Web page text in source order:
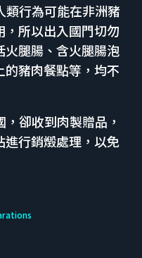
類行為可能在非洲豬
所以出入國門切勿
腿腸、含火腿腸泡
豬肉餐點等，均不
卻收到肉製贈品，
行銷燬處理，以免